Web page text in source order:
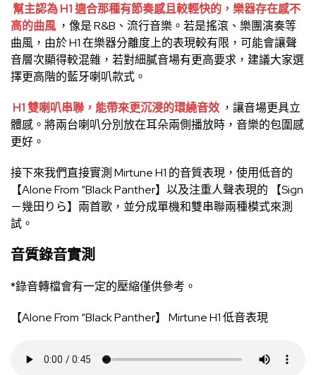
幫主認為 H1 適合那種有節奏感且較輕快的，樂器存在感不
高的曲風 ，像是 R&B、流行音樂。若是搖滾、樂團演奏等
曲風，由於 H1 在樂器分離度上的表現較有限，可能會讓聲
音層次顯得較混雜，若對細膩音場有更高要求，建議大家選
擇更高階的藍牙喇叭款式。
H1 雙喇叭串聯，能帶來更沉浸的環繞音效 ，讓音場更具立
體感。將兩台喇叭分別放在耳朵兩側播放時，音樂的包圍感
更好。
接下來我們直接實測 Mirtune H1 的音質表現，使用低音的
【Alone From “Black Panther】以及注重人聲表現的 【Sign
－幾田りら】兩首歌，並分成單機和雙串聯兩種模式來測
試。
音質錄音實測
*錄音轉檔會有一定的壓縮僅供參考。
【Alone From “Black Panther】 Mirtune H1 低音表現